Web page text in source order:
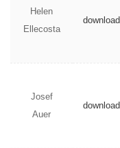
Helen
Ellecosta
download
Josef
Auer
download